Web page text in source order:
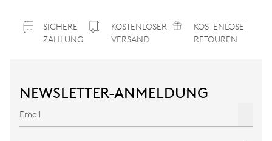
SICHERE
ZAHLUNG
KOSTENLOSER
VERSAND
KOSTENLOSE
RETOUREN
NEWSLETTER-ANMELDUNG